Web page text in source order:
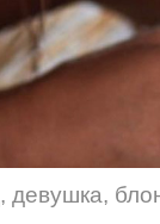
, девушка,